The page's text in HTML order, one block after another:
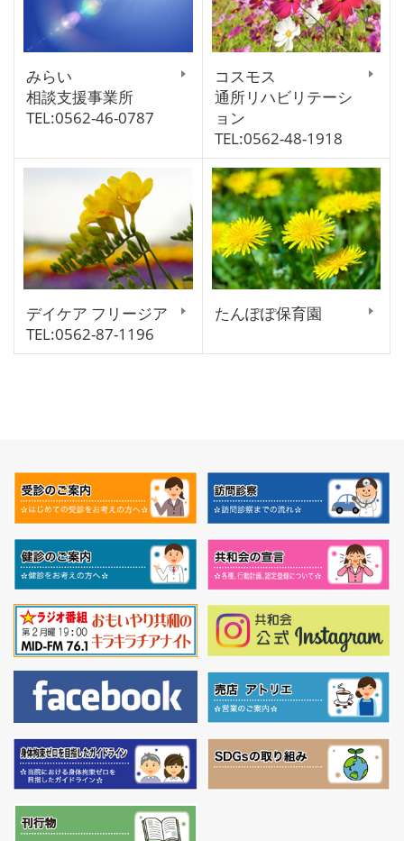
みらい
相談支援事業所
TEL:0562-46-0787
コスモス
通所リハビリテーシ
ョン
TEL:0562-48-1918
デイケア フリージア
TEL:0562-87-1196
たんぽぽ保育園